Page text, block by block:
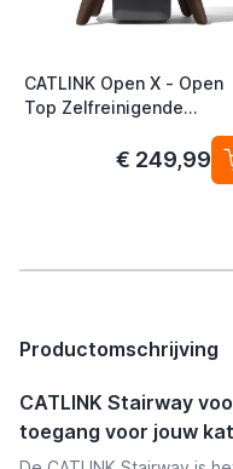
CATLINK Open X - Open
Top Zelfreinigende
Automatische Kattenbak
€ 249,99
Productomschrijving
CATLINK Stairway
toegang voor jouw kat